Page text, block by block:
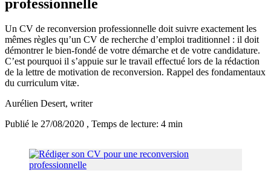
professionnelle
Un CV de reconversion professionnelle doit suivre exactement les
mêmes règles qu’un CV de recherche d’emploi traditionnel : il doit
démontrer le bien-fondé de votre démarche et de votre candidature.
C’est pourquoi il s’appuie sur le travail effectué lors de la rédaction
de la lettre de motivation de reconversion. Rappel des fondamentaux
du curriculum vitæ.
Aurélien Desert, writer
Publié le 27/08/2020 , Temps de lecture: 4 min